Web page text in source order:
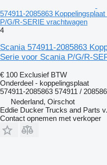
574911-2085863
P/G/R-SERIE vrachtwagen
4
Scania 574911-2085863
Serie voor Scania P/G/R-
€ 100 Exclusief BTW
Onderdeel - koppelingsplaat
574911-2085863 574911 /
Nederland, Oirschot
Eddie Ducker Trucks and Parts
Contact opnemen met verkoper